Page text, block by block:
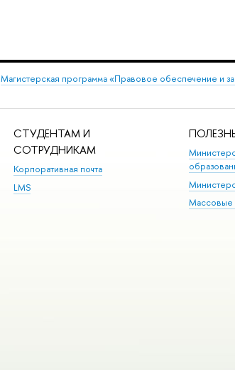
Магистерская программа «Правовое обеспечение и
СТУДЕНТАМ И
СОТРУДНИКАМ
Корпоративная почта
LMS
Массовые